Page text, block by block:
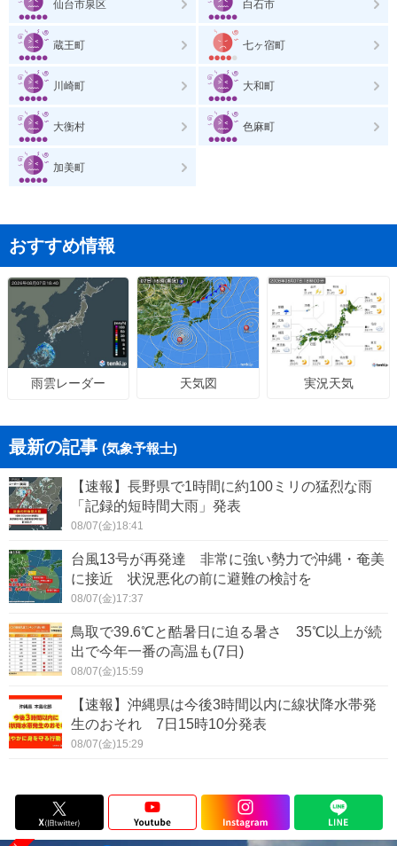
仙台市泉区 白石市
蔵王町 七ヶ宿町
川崎町 大和町
大衡村 色麻町
加美町
おすすめ情報
雨雲レーダー 天気図 実況天気
最新の記事 (気象予報士)
【速報】長野県で1時間に約100ミリの猛烈な雨
「記録的短時間大雨」発表
08/07(金)18:41
台風13号が再発達 非常に強い勢力で沖縄・奄美
に接近 状況悪化の前に避難の検討を
08/07(金)17:37
鳥取で39.6℃と酷暑日に迫る暑さ 35℃以上が続
出で今年一番の高温も(7日)
08/07(金)15:59
【速報】沖縄県は今後3時間以内に線状降水帯発
生のおそれ 7日15時10分発表
08/07(金)15:29